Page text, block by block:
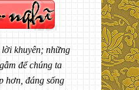
khuyên; những
để chúng ta
hơn, đáng sống